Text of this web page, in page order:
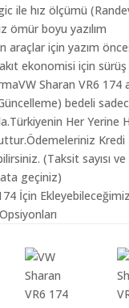
ile hız ölçümü
ömür boyu yazılım
araçlar için yazım
ekonomisi için sürüş
Sharan VR6 174
bedeli
Her Yerine
Kredi
(Taksit sayısı ve
geçiniz)
İçin